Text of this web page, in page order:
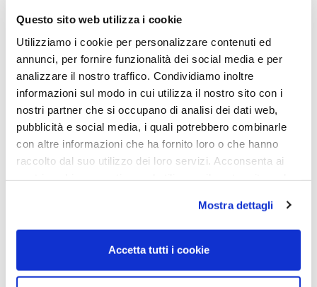
Questo sito web utilizza i cookie
Utilizziamo i cookie per personalizzare contenuti ed
annunci, per fornire funzionalità dei social media e per
analizzare il nostro traffico. Condividiamo inoltre
informazioni sul modo in cui utilizza il nostro sito con i
nostri partner che si occupano di analisi dei dati web,
pubblicità e social media, i quali potrebbero combinarle
con altre informazioni che ha fornito loro o che hanno
raccolto dal suo utilizzo dei loro servizi. Acconsenta ai
Mostra dettagli
Accetta tutti i cookie
spedizione fino al giorno 31 agosto. BUONE FERIE
da OTTICA DIOPTER
Showing the single result
Sold out